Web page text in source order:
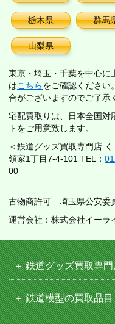
栃木県 群馬
山梨県
東京・埼玉・千葉を中心に
はこちらをご確認ください
合がございますのでご了承
宅配買取りは、日本全国対
トをご用意致します。
＜鉄道グッズ買取専門店
領家1丁目7-4-101 TEL：
00
古物商許可 埼玉県公安委
運営会社：株式会社イーラ
鉄道グッズ買取専
鉄道模型の買取品目